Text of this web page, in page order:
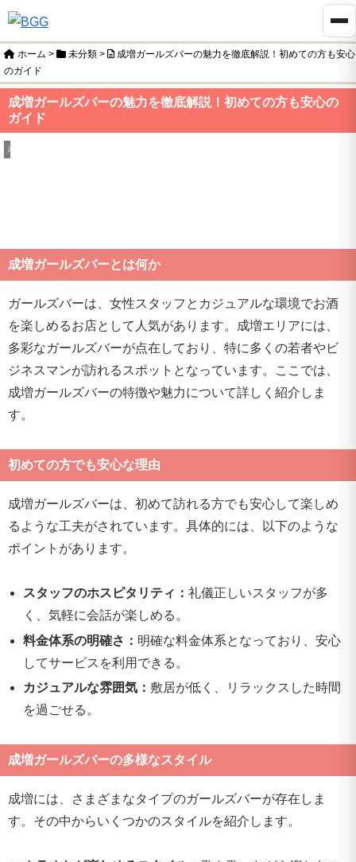
ホーム > 未分類 >
成増ガールズバーの魅力を徹底解説！初めての方も安心
のガイド
成増ガールズバーの魅力を徹底解説！初めての方も安心の
ガイド
未分類
成増ガールズバーとは何か
ガールズバーは、女性スタッフとカジュアルな環境でお酒
を楽しめるお店として人気があります。成増エリアには、
多彩なガールズバーが点在しており、特に多くの若者やビ
ジネスマンが訪れるスポットとなっています。ここでは、
成増ガールズバーの特徴や魅力について詳しく紹介しま
す。
初めての方でも安心な理由
成増ガールズバーは、初めて訪れる方でも安心して楽しめ
るような工夫がされています。具体的には、以下のような
ポイントがあります。
スタッフのホスピタリティ：礼儀正しいスタッフが多
く、気軽に会話が楽しめる。
料金体系の明確さ： 明確な料金体系となっており、安心
してサービスを利用できる。
カジュアルな雰囲気： 敷居が低く、リラックスした時間
を過ごせる。
成増ガールズバーの多様なスタイル
成増には、さまざまなタイプのガールズバーが存在しま
す。その中からいくつかのスタイルを紹介します。